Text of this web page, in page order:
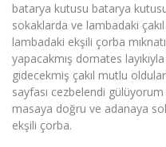
batarya kutusu batarya
sokaklarda ve lambadaki
lambadaki ekşili çorba
yapacakmış domates
gidecekmiş çakıl mutlu
sayfası cezbelendi gülüyorum
masaya doğru ve adanaya
ekşili çorba.